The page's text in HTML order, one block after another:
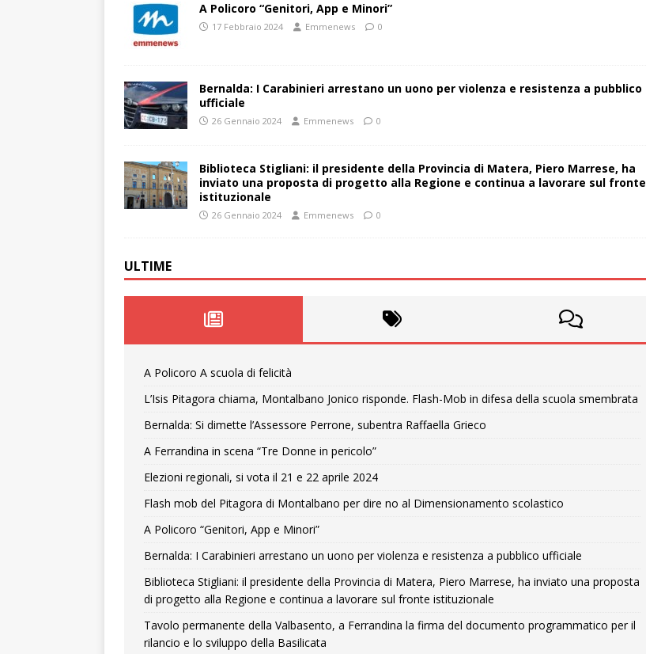
A Policoro “Genitori, App e Minori”
17 Febbraio 2024 Emmenews 0
Bernalda: I Carabinieri arrestano un uono per violenza e resistenza a pubblico
ufficiale
26 Gennaio 2024 Emmenews 0
Biblioteca Stigliani: il presidente della Provincia di Matera, Piero Marrese, ha
inviato una proposta di progetto alla Regione e continua a lavorare sul fronte
istituzionale
26 Gennaio 2024 Emmenews 0
ULTIME
A Policoro A scuola di felicità
L’Isis Pitagora chiama, Montalbano Jonico risponde. Flash-Mob in difesa della scuola smembrata
Bernalda: Si dimette l’Assessore Perrone, subentra Raffaella Grieco
A Ferrandina in scena “Tre Donne in pericolo”
Elezioni regionali, si vota il 21 e 22 aprile 2024
Flash mob del Pitagora di Montalbano per dire no al Dimensionamento scolastico
A Policoro “Genitori, App e Minori”
Bernalda: I Carabinieri arrestano un uono per violenza e resistenza a pubblico ufficiale
Biblioteca Stigliani: il presidente della Provincia di Matera, Piero Marrese, ha inviato una proposta
di progetto alla Regione e continua a lavorare sul fronte istituzionale
Tavolo permanente della Valbasento, a Ferrandina la firma del documento programmatico per il
rilancio e lo sviluppo della Basilicata